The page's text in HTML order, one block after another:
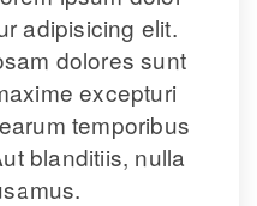
adipisicing elit.
dolores sunt
excepturi
temporibus
blanditiis, nulla